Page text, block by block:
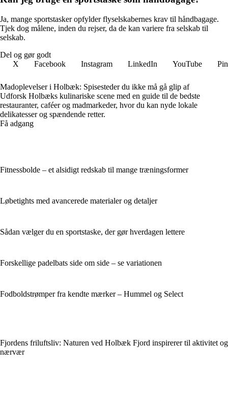
Ja, mange sportstasker opfylder flyselskabernes krav til håndbagage.
Tjek dog målene, inden du rejser, da de kan variere fra selskab til
selskab.
Del og gør godt
X
Facebook Instagram LinkedIn YouTube
Madoplevelser i Holbæk: Spisesteder du ikke må gå glip af
Udforsk Holbæks kulinariske scene med en guide til de bedste
restauranter, caféer og madmarkeder, hvor du kan nyde lokale
delikatesser og spændende retter.
Få adgang
Fitnessbolde – et alsidigt redskab til mange træningsformer
Løbetights med avancerede materialer og detaljer
Sådan vælger du en sportstaske, der gør hverdagen lettere
Forskellige padelbats side om side – se variationen
Fodboldstrømper fra kendte mærker – Hummel og Select
Fjordens friluftsliv: Naturen ved Holbæk Fjord inspirerer til aktivitet og
nærvær